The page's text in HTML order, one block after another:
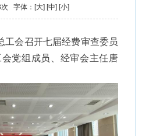
次 字体：[大] [中] [小]
会召开七届经费审查委员
党组成员、经审会主任唐